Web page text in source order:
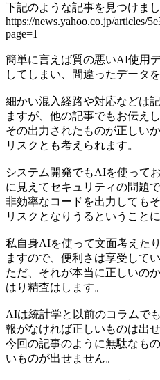
下記のような記事を見つけまし
https://news.yahoo.co.jp/articles/
page=1
簡単に言えば質の悪いAI使用
してしまい、間違ったデータ
細かい混入経路や対応などは
ますが、他の記事でもお伝え
その出力されたものが正しい
リスクとも考えられます。
システム開発でもAIを使って
に見えてセキュリティの問題で
非効率なコードを出力しても
リスクとなりうるということに
私自身AIを使って文面考えた
ますので、便利さは享受して
ただ、それが本当に正しいの
はり精査はします。
AIは統計学と以前のコラムで
報がなければ正しいものは出せ
今回の記事のように無駄なも
いものが出せません。